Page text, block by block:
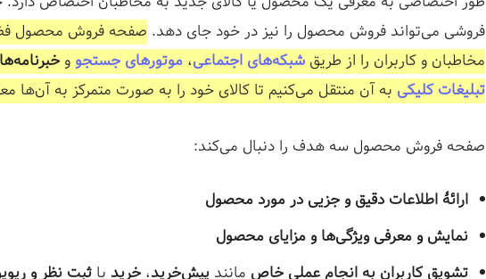
فروشی می‌تواند فروش محصول را نیز در خود جای دهد. صفحه فروش محصول
مخاطبان و کاربران را از طریق شبکه‌های اجتماعی، موتورهای جستجو و
تبلیغات کلیکی به آن منتقل می‌کنیم تا کالای خود را به صورت متمرکز به آن‌ها
صفحه فروش محصول سه هدف را دنبال می‌کند:
ارائۀ اطلاعات دقیق و جزیی در مورد محصول
نمایش و معرفی ویژگی‌ها و مزایای محصول
تشویق کاربران به انجام عملی خاص مانند پیش‌خرید، خرید یا ثبت نظر و